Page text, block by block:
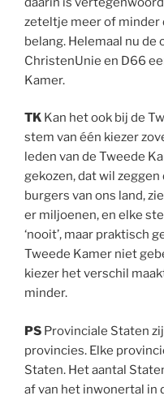
zeteltje meer of minder
belang. Helemaal nu de
ChristenUnie en D66
Kamer.
TK Kan het ook bij de
stem van één kiezer
leden van de Tweede
gekozen, dat wil
burgers van ons land, zie
er miljoenen, en elke
‘nooit’, maar praktisch
Tweede Kamer niet
kiezer het verschil
minder.
PS Provinciale Staten
provincies. Elke
Staten. Het aantal
af van het inwonertal in